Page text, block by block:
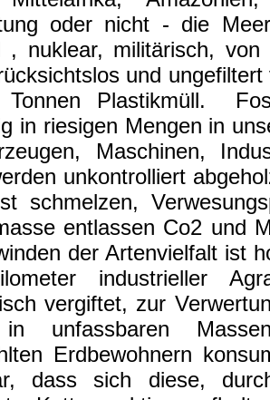
oder nicht - die
, nuklear, militärisch,
und
Tonnen Plastikmüll.
in riesigen Mengen in
Maschinen,
unkontrolliert
schmelzen,
entlassen Co2 und
der Artenvielfalt ist
industrieller
vergiftet, zur
in unfassbaren
Erdbewohnern
dass sich diese,